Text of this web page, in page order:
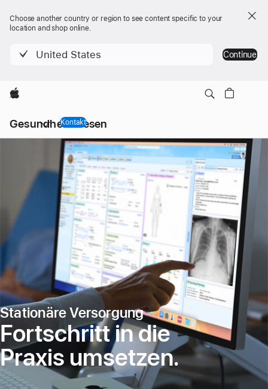
Choose another country or region to see content specific to your
location and shop online.
United States Continue
Apple
Gesund­heitswesen
Navi­
gation
Menü
Kontakt
Klinische
Pflege
Techno­
lo­
gie
für
das
Gesund­
heitswesen
Stationäre Versorgung
Fort­schritt in die
Praxis umsetzen.